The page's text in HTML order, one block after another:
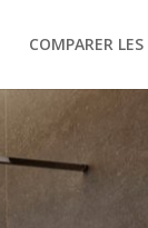
COMPARER LES